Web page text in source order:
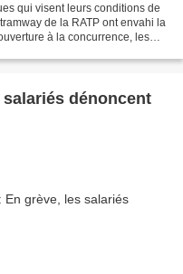
qui visent leurs conditions de
de la RATP ont envahi la
à la concurrence, les
dénoncent